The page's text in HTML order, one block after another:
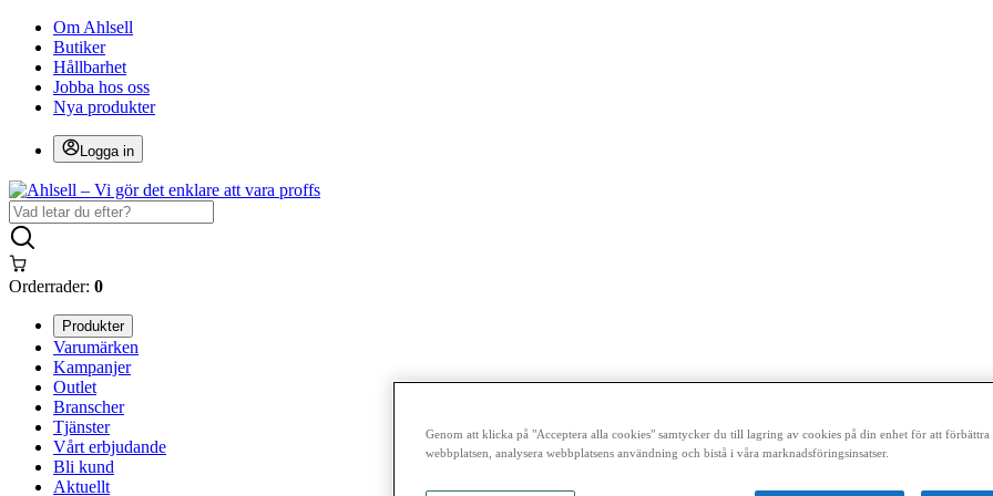
Om Ahlsell
Butiker
Hållbarhet
Jobba hos oss
Nya produkter
Logga in
Orderrader: 0
Produkter
Varumärken
Kampanjer
Outlet
Branscher
Tjänster
Vårt erbjudande
Bli kund
Aktuellt
Genom att klicka på "Acceptera alla cookies" samtycker du till lagring av cookies på din enhet för att förbättra
webbplatsen, analysera webbplatsens användning och bistå i våra marknadsföringsinsatser.